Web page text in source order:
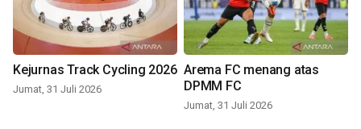
Kejurnas Track Cycling 2026
Jumat, 31 Juli 2026
Arema FC menang atas
DPMM FC
Jumat, 31 Juli 2026